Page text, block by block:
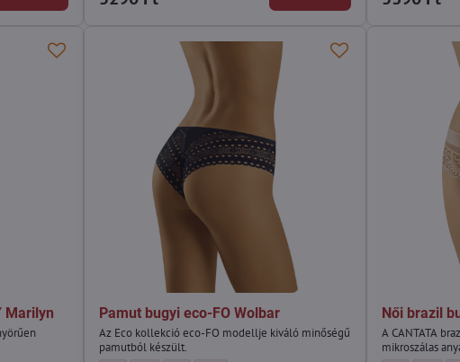
Marilyn Pamut bugyi eco-FO Wolbar
Az Eco kollekció eco-FO modellje kiváló minőségű
pamutból készült.
Női brazil
A CANTATA
mikroszálas